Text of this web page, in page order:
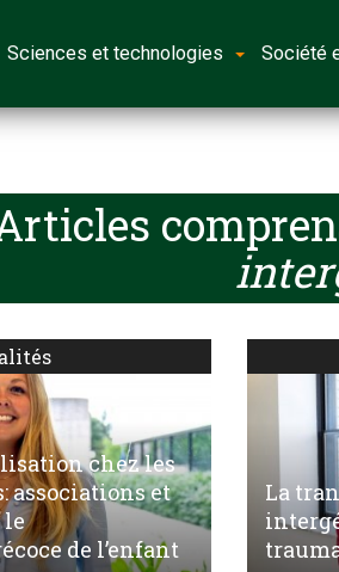
Sciences et technologies Société
chez les
associations et
le
de l’enfant
La